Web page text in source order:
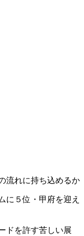
流れに持ち込めるか
に５位・甲府を迎え
ドを許す苦しい展